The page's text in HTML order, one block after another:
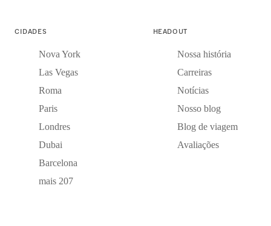
CIDADES
Nova York
Las Vegas
Roma
Paris
Londres
Dubai
Barcelona
mais 207
HEADOUT
Nossa história
Carreiras
Notícias
Nosso blog
Blog de viagem
Avaliações